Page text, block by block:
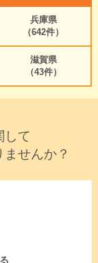
兵庫県
（642件）
滋賀県
（43件）
して
ませんか？